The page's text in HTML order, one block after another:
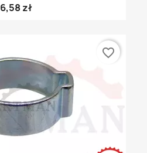
6,58 zł
favorite_border